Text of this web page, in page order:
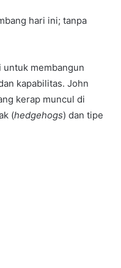
hari ini; tanpa
membangun
kapabilitas. John
kerap muncul di
(hedgehogs) dan tipe